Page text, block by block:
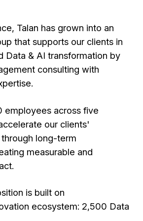
Talan has grown into an
that supports our clients in
Data & AI transformation by
consulting with
employees across five
our clients'
long-term
measurable and
is built on
ecosystem: 2,500 Data